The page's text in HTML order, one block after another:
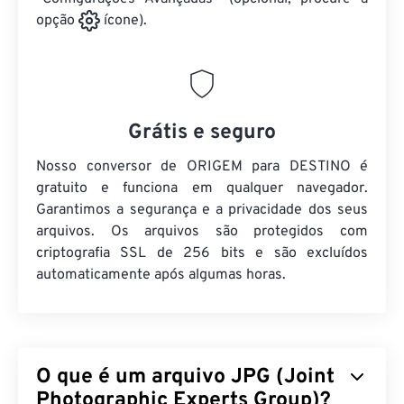
opção
ícone).
Grátis e seguro
Nosso conversor de ORIGEM para DESTINO é
gratuito e funciona em qualquer navegador.
Garantimos a segurança e a privacidade dos seus
arquivos. Os arquivos são protegidos com
criptografia SSL de 256 bits e são excluídos
automaticamente após algumas horas.
O que é um arquivo JPG (Joint